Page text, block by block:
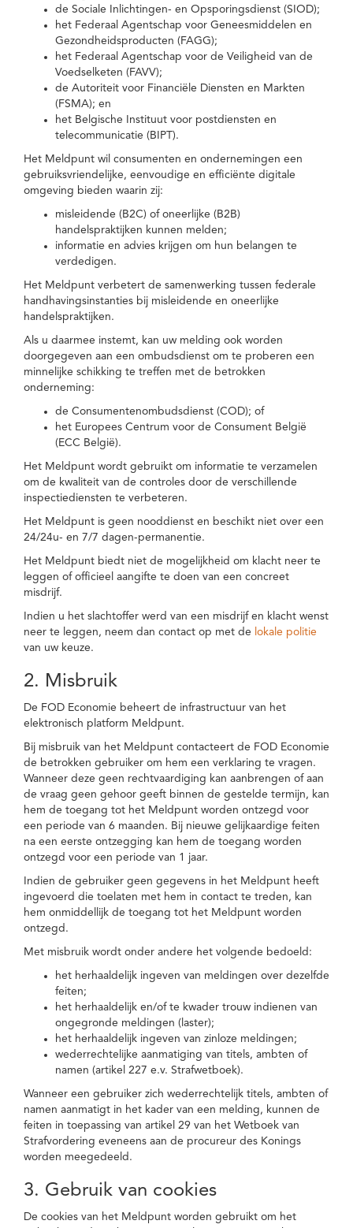
de Sociale Inlichtingen- en Opsporingsdienst (SIOD);
het Federaal Agentschap voor Geneesmiddelen en
Gezondheidsproducten (FAGG);
het Federaal Agentschap voor de Veiligheid van de
Voedselketen (FAVV);
de Autoriteit voor Financiële Diensten en Markten
(FSMA); en
het Belgische Instituut voor postdiensten en
telecommunicatie (BIPT).
Het Meldpunt wil consumenten en ondernemingen een
gebruiksvriendelijke, eenvoudige en efficiënte digitale
omgeving bieden waarin zij:
misleidende (B2C) of oneerlijke (B2B)
handelspraktijken kunnen melden;
informatie en advies krijgen om hun belangen te
verdedigen.
Het Meldpunt verbetert de samenwerking tussen federale
handhavingsinstanties bij misleidende en oneerlijke
handelspraktijken.
Als u daarmee instemt, kan uw melding ook worden
doorgegeven aan een ombudsdienst om te proberen een
minnelijke schikking te treffen met de betrokken
onderneming:
de Consumentenombudsdienst (COD); of
het Europees Centrum voor de Consument België
(ECC België).
Het Meldpunt wordt gebruikt om informatie te verzamelen
om de kwaliteit van de controles door de verschillende
inspectiediensten te verbeteren.
Het Meldpunt is geen nooddienst en beschikt niet over een
24/24u- en 7/7 dagen-permanentie.
Het Meldpunt biedt niet de mogelijkheid om klacht neer te
leggen of officieel aangifte te doen van een concreet
misdrijf.
Indien u het slachtoffer werd van een misdrijf en klacht wenst
neer te leggen, neem dan contact op met de lokale politie
van uw keuze.
2. Misbruik
De FOD Economie beheert de infrastructuur van het
elektronisch platform Meldpunt.
Bij misbruik van het Meldpunt contacteert de FOD Economie
de betrokken gebruiker om hem een verklaring te vragen.
Wanneer deze geen rechtvaardiging kan aanbrengen of aan
de vraag geen gehoor geeft binnen de gestelde termijn, kan
hem de toegang tot het Meldpunt worden ontzegd voor
een periode van 6 maanden. Bij nieuwe gelijkaardige feiten
na een eerste ontzegging kan hem de toegang worden
ontzegd voor een periode van 1 jaar.
Indien de gebruiker geen gegevens in het Meldpunt heeft
ingevoerd die toelaten met hem in contact te treden, kan
hem onmiddellijk de toegang tot het Meldpunt worden
ontzegd.
Met misbruik wordt onder andere het volgende bedoeld:
het herhaaldelijk ingeven van meldingen over dezelfde
feiten;
het herhaaldelijk en/of te kwader trouw indienen van
ongegronde meldingen (laster);
het herhaaldelijk ingeven van zinloze meldingen;
wederrechtelijke aanmatiging van titels, ambten of
namen (artikel 227 e.v. Strafwetboek).
Wanneer een gebruiker zich wederrechtelijk titels, ambten of
namen aanmatigt in het kader van een melding, kunnen de
feiten in toepassing van artikel 29 van het Wetboek van
Strafvordering eveneens aan de procureur des Konings
worden meegedeeld.
3. Gebruik van cookies
De cookies van het Meldpunt worden gebruikt om het